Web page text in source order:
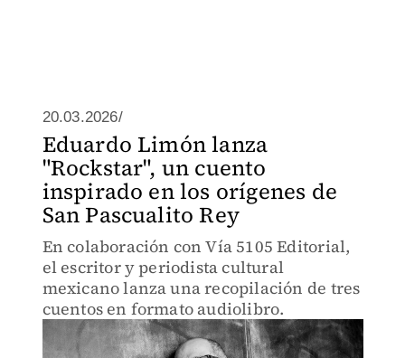
20.03.2026/
Eduardo Limón lanza
"Rockstar", un cuento
inspirado en los orígenes de
San Pascualito Rey
En colaboración con Vía 5105 Editorial,
el escritor y periodista cultural
mexicano lanza una recopilación de tres
cuentos en formato audiolibro.